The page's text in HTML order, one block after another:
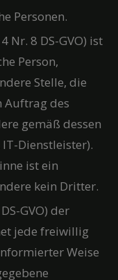
Personen.
Nr. 8 DS-GVO) ist
Person,
Stelle, die
Auftrag des
gemäß dessen
Dienstleister).
ist ein
kein Dritter.
GVO) der
jede freiwillig
Weise